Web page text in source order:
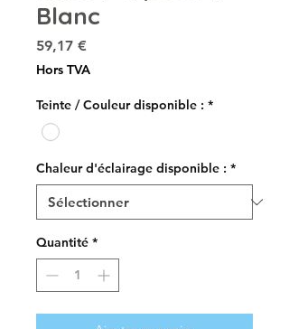
Blanc
59,17 €
Hors TVA
Teinte / Couleur disponible : *
Chaleur d'éclairage disponible : *
Quantité *